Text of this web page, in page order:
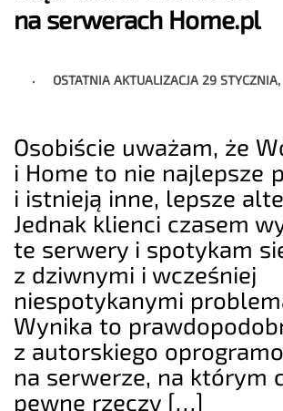
na serwerach Home.pl
OSTATNIA AKTUALIZACJA 29
Osobiście uważam, że
i Home to nie najlepsze
i istnieją inne, lepsze
Jednak klienci czasem
te serwery i spotykam
z dziwnymi i wcześniej
niespotykanymi
Wynika to
z autorskiego
na serwerze, na którym
pewne rzeczy […]